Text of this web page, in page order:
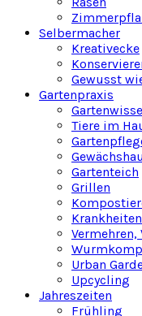
Selbermacher
Kreativecke
Gewusst
Gartenpraxis
Tiere im
Gartenteich
Grillen
Vermehren,
Urban
Upcycling
Jahreszeiten
Frühling